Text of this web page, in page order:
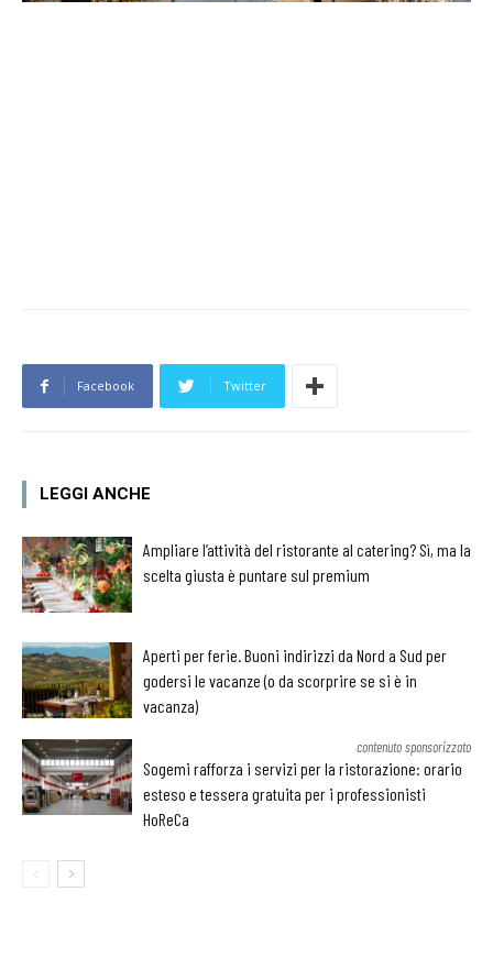
Facebook Twitter
LEGGI ANCHE
Ampliare l’attività del ristorante al catering? Sì, ma la
scelta giusta è puntare sul premium
Aperti per ferie. Buoni indirizzi da Nord a Sud per
godersi le vacanze (o da scorprire se si è in
vacanza)
contenuto sponsorizzato
Sogemi rafforza i servizi per la ristorazione: orario
esteso e tessera gratuita per i professionisti
HoReCa